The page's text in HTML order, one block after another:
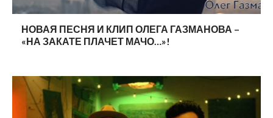
НОВАЯ ПЕСНЯ И КЛИП ОЛЕГА ГАЗМАНОВА –
«НА ЗАКАТЕ ПЛАЧЕТ МАЧО…»!